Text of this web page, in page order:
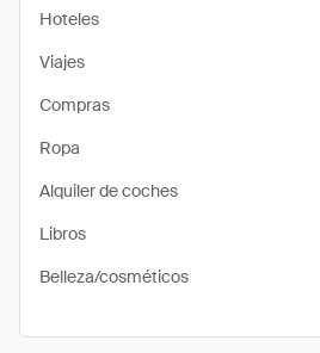
Hoteles
Viajes
Compras
Ropa
Alquiler de coches
Libros
Belleza/cosméticos